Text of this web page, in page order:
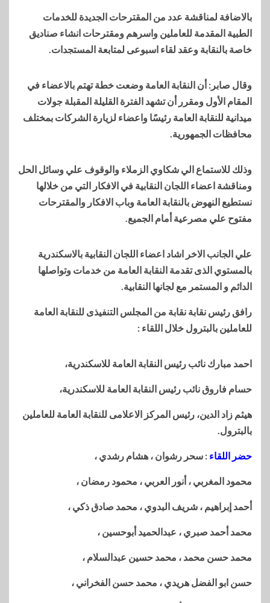
بالاضافة لمناقشة عدد من المقترحات الجديدة للخدمات
الطبية المقدمة للعاملين واسرهم ومقترحات انشاء صناديق
خاصة بالنقابة وعقد لقاء اسبوعى لمتابعة المستجدات.
وقال صابر: أن النقابة العامة وضعت خطة تهتم بالاعضاء في
المقام الأول ومقرر أن تشهد الفترة القليلة المقبلة جولات
ميدانية للنقابة العامة رئيسًا واعضاء لزيارة الشركات بمختلف
محافظات الجمهورية.
وذلك للاستماع الي شكاوي الزملاء والوقوف علي وسائل الحل
ومناقشة اعضاء اللجان النقابية في الافكار التي من خلالها
نستطيع النهوض بالنقابة العامة وباب الافكار والمقترحات
مفتوح علي مصرعية أمام الجميع.
علي الجانب الاخر اشاد اعضاء اللجان النقابية بالاسكندرية
بالمستوي الذى تقدمة النقابة العامة من خدمات وتواصلها
الدائم و المستمر مع لجانها النقابية.
رافق رئيس نقابة نقابة من المجلس التنفيذى للنقابة العامة
للعاملين بالبترول خلال اللقاء :
احمد مبارك نائب رئيس النقابة العامة للاسكندرية،
حسام فاروق نائب رئيس النقابة العامة للاسكندرية،
هيثم زاد الدين، رئيس المركز الاعلامى للنقابة العامة للعاملين
بالبترول.
حضر اللقاء : سحر رشوان ، هشام رشدي ،
محمود المغربي ، أنور العربي ، محمود رمضان ،
أحمد إبراهيم ، شريف البدوي ، محمد صادق ذكي ،
محمد أحمد صبري ، عبدالحميد أبوحسين ،
محمد حسن محمد ، محمد حسين عبدالسلام ،
حسن ابو الفضل هريدي ، محمد حسن الفخراني ،